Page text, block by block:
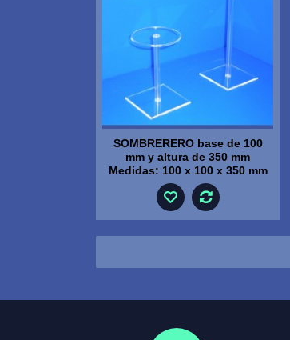
SOMBRERERO base de 100
mm y altura de 350 mm
Medidas: 100 x 100 x 350 mm